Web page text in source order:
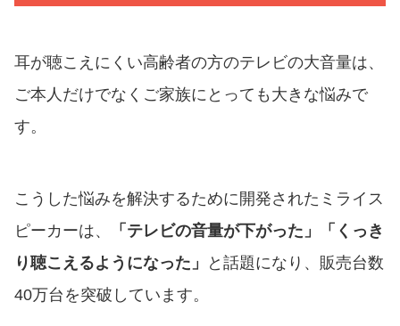
耳が聴こえにくい高齢者の方のテレビの大音量は、
ご本人だけでなくご家族にとっても大きな悩みで
す。
こうした悩みを解決するために開発されたミライス
ピーカーは、
「テレビの音量が下がった」「くっき
り聴こえるようになった」
と話題になり、販売台数
40万台を突破しています。